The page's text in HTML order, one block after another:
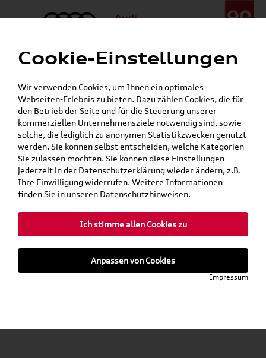
Menü
24h-Pannenhilfe:+49 (0)171 / 870 72 87
Gerade geschlossen
Verkauf:
Mo. - Fr. 08:00 - 19:00 Uhr Sa. 09:00 - 13:00 Uhr
Service:Mo. - Fr. 06:00 - 20:00 Uhr Sa. 08:00 - 13:00 Uhr
Jetzt sparen bei unseren
Dachboxen!
Grundträger zum Schnäppchenpreis
Cookie-Einstellungen
Wir verwenden Cookies, um Ihnen ein optimales
Webseiten-Erlebnis zu bieten. Dazu zählen Cookies, die für
den Betrieb der Seite und für die Steuerung unserer
kommerziellen Unternehmensziele notwendig sind, sowie
solche, die lediglich zu anonymen Statistikzwecken genutzt
werden. Sie können selbst entscheiden, welche Kategorien
Sie zulassen möchten. Sie können diese Einstellungen
jederzeit in der Datenschutzerklärung wieder ändern, z.B.
Ihre Einwilligung widerrufen. Weitere Informationen
finden Sie in unseren Datenschutzhinweisen.
Ich stimme allen Cookies zu
Anpassen von Cookies
Impressum